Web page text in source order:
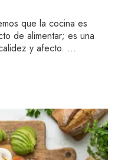
que la cocina es
de alimentar; es una
y afecto. …